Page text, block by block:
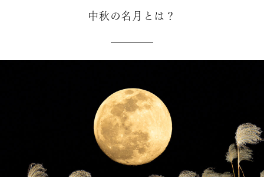
中秋の名月とは？